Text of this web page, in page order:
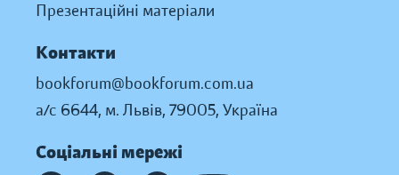
Презентаційні матеріали
Контакти
bookforum@bookforum.com.ua
а/с 6644, м. Львів, 79005, Україна
Соціальні мережі